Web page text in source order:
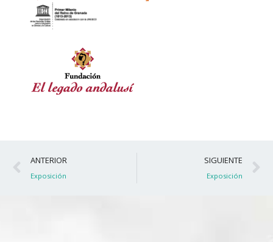
Ant
ANTERIOR
Exposición
SIGUIENTE
Exposición